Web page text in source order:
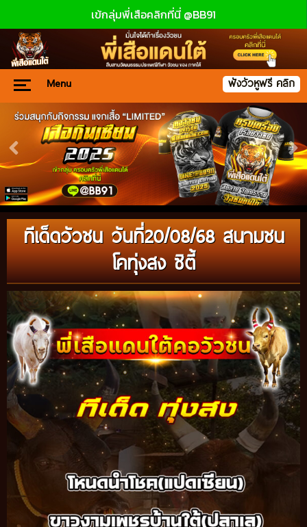
เข้กลุ่มพี่เสือคลิกที่นี่ @BB91
Menu ฟังวัวหูฟรี คลิก
ทีเด็ดวัวชน วันที่20/08/68 สนามชน
โคทุ่งสง ซิตี้